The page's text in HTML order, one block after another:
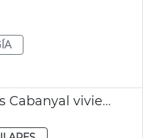
Rehabilitación edificios Cabanyal viviendas